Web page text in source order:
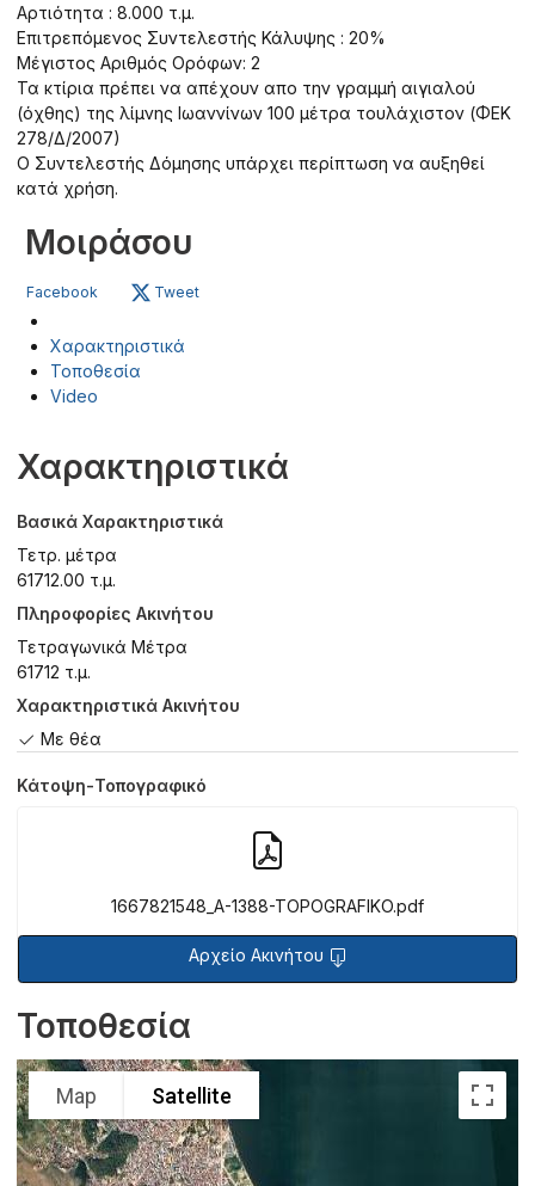
Αρτιότητα : 8.000 τ.μ.
Επιτρεπόμενος Συντελεστής Κάλυψης : 20%
Μέγιστος Αριθμός Ορόφων: 2
Τα κτίρια πρέπει να απέχουν απο την γραμμή αιγιαλού
(όχθης) της λίμνης Ιωαννίνων 100 μέτρα τουλάχιστον (ΦΕΚ
278/Δ/2007)
Ο Συντελεστής Δόμησης υπάρχει περίπτωση να αυξηθεί
κατά χρήση.
Μοιράσου
Facebook Tweet
Χαρακτηριστικά
Τοποθεσία
Video
Χαρακτηριστικά
Βασικά Χαρακτηριστικά
Τετρ. μέτρα
61712.00 τ.μ.
Πληροφορίες Ακινήτου
Τετραγωνικά Μέτρα
61712 τ.μ.
Χαρακτηριστικά Ακινήτου
Με θέα
Κάτοψη-Τοπογραφικό
1667821548_A-1388-TOPOGRAFIKO.pdf
Αρχείο Ακινήτου
Τοποθεσία
Map Satellite